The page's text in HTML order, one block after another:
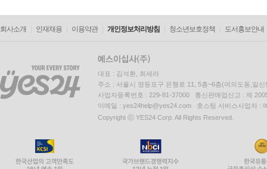
회사소개 인재채용 이용약관 개인정보처리방침 청소년보호정책 도서홍보안내
대표 : 김석환, 최세라
주소 : 서울시 영등포구 은행로 11, 5층~6층(여의도동,일신
사업자등록번호 : 229-81-37000 통신판매업신고 : 제
이메일 : yes24help@yes24.com 호스팅 서비스사업자 :
Copyright ⓒ YES24 Corp. All Rights Reserved.